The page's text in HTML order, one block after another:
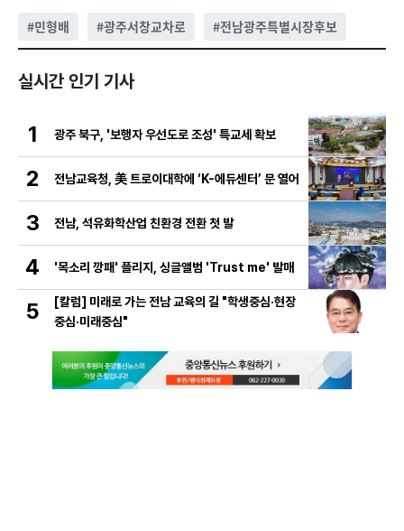
#민형배 #광주서창교차로 #전남광주특별시장후보
실시간 인기 기사
1 광주 북구, '보행자 우선도로 조성' 특교세 확보
2 전남교육청, 美 트로이대학에 ‘K-에듀센터’ 문 열어
3 전남, 석유화학산업 친환경 전환 첫 발
4 '목소리 깡패' 플리지, 싱글앨범 'Trust me' 발매
5
[칼럼] 미래로 가는 전남 교육의 길 "학생중심·현장
중심·미래중심"